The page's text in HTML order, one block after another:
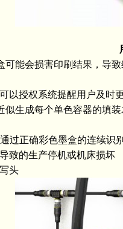
用
会损害印刷结果，导致
授权系统提醒用户及时更
似生成每个单色容器的填
正确彩色墨盒的连续识
的生产停机或机床损坏
头